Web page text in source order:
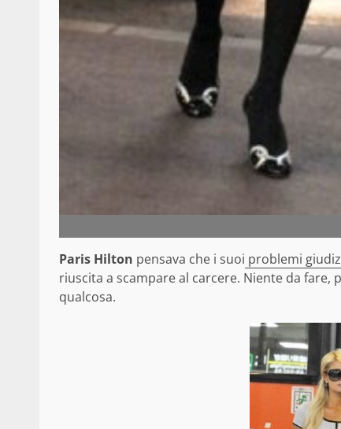
Paris Hilton pensava che i suoi problemi
riuscita a scampare al carcere. Niente da fare,
qualcosa.